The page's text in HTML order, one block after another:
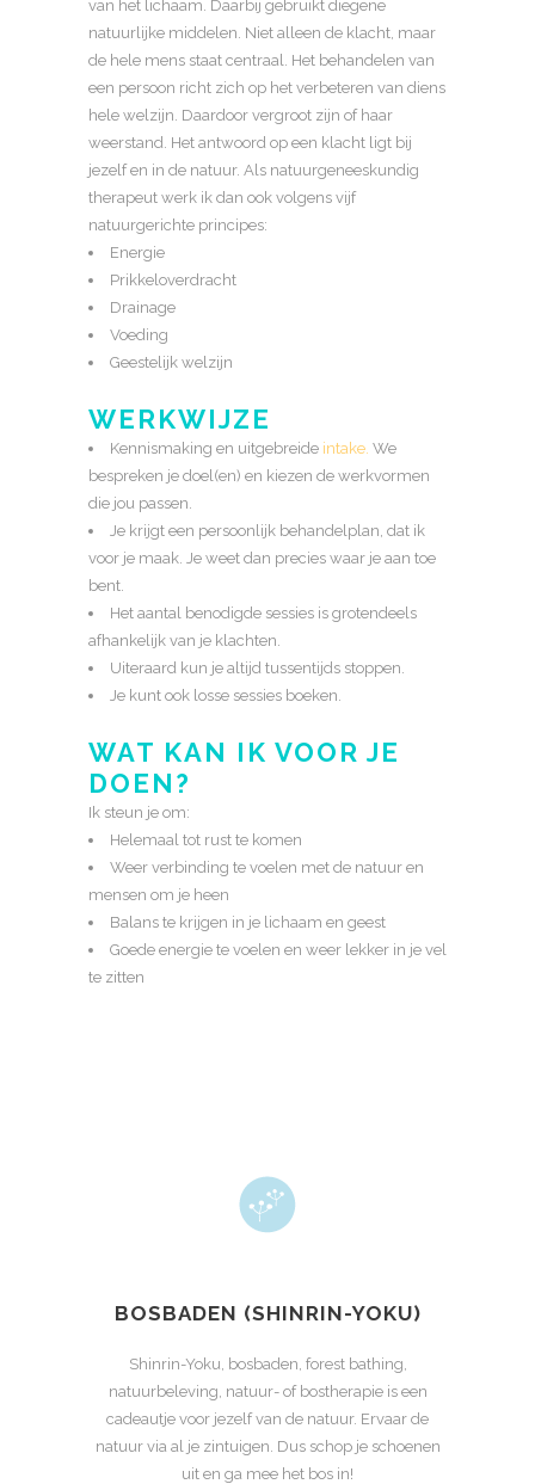
van het lichaam. Daarbij gebruikt diegene
natuurlijke middelen. Niet alleen de klacht, maar
de hele mens staat centraal. Het behandelen van
een persoon richt zich op het verbeteren van diens
hele welzijn. Daardoor vergroot zijn of haar
weerstand. Het antwoord op een klacht ligt bij
jezelf en in de natuur. Als natuurgeneeskundig
therapeut werk ik dan ook volgens vijf
natuurgerichte principes:
Energie
Prikkeloverdracht
Drainage
Voeding
Geestelijk welzijn
WERKWIJZE
Kennismaking en uitgebreide intake. We
bespreken je doel(en) en kiezen de werkvormen
die jou passen.
Je krijgt een persoonlijk behandelplan, dat ik
voor je maak. Je weet dan precies waar je aan toe
bent.
Het aantal benodigde sessies is grotendeels
afhankelijk van je klachten.
Uiteraard kun je altijd tussentijds stoppen.
Je kunt ook losse sessies boeken.
WAT KAN IK VOOR JE
DOEN?
Ik steun je om:
Helemaal tot rust te komen
Weer verbinding te voelen met de natuur en
mensen om je heen
Balans te krijgen in je lichaam en geest
Goede energie te voelen en weer lekker in je vel
te zitten
BOSBADEN (SHINRIN-YOKU)
Shinrin-Yoku, bosbaden, forest bathing,
natuurbeleving, natuur- of bostherapie is een
cadeautje voor jezelf van de natuur. Ervaar de
natuur via al je zintuigen. Dus schop je schoenen
uit en ga mee het bos in!